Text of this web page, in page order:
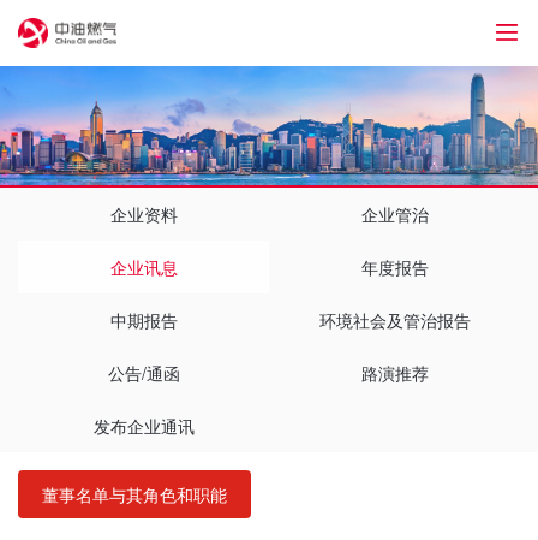
企业资料 企业管治
企业讯息 年度报告
中期报告 环境社会及管治报告
公告/通函 路演推荐
发布企业通讯
董事名单与其角色和职能